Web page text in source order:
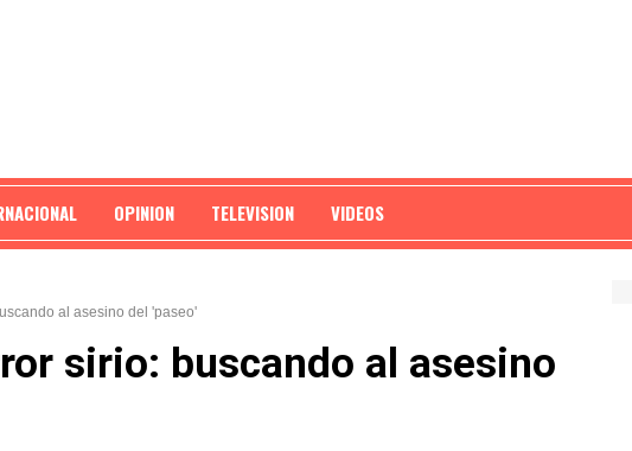
OPINION TELEVISION VIDEOS
al asesino del 'paseo'
sirio: buscando al asesino